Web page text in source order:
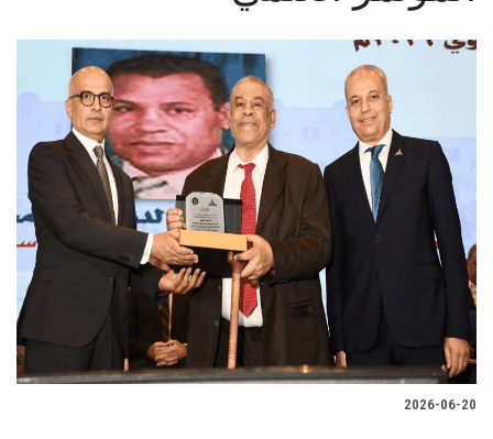
الأنظمة الذكية
تواصل معنا
الطلاب
هيئة التدريس
الدراسات العليا
2026-06-20